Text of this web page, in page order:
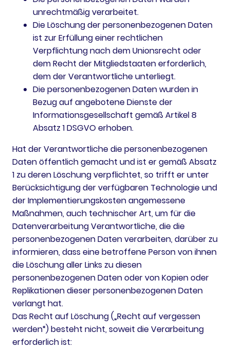
unrechtmäßig verarbeitet.
Die Löschung der personenbezogenen Daten
ist zur Erfüllung einer rechtlichen
Verpflichtung nach dem Unionsrecht oder
dem Recht der Mitgliedstaaten erforderlich,
dem der Verantwortliche unterliegt.
Die personenbezogenen Daten wurden in
Bezug auf angebotene Dienste der
Informationsgesellschaft gemäß Artikel 8
Absatz 1 DSGVO erhoben.
Hat der Verantwortliche die personenbezogenen
Daten öffentlich gemacht und ist er gemäß Absatz
1 zu deren Löschung verpflichtet, so trifft er unter
Berücksichtigung der verfügbaren Technologie und
der Implementierungskosten angemessene
Maßnahmen, auch technischer Art, um für die
Datenverarbeitung Verantwortliche, die die
personenbezogenen Daten verarbeiten, darüber zu
informieren, dass eine betroffene Person von ihnen
die Löschung aller Links zu diesen
personenbezogenen Daten oder von Kopien oder
Replikationen dieser personenbezogenen Daten
verlangt hat.
Das Recht auf Löschung („Recht auf vergessen
werden“) besteht nicht, soweit die Verarbeitung
erforderlich ist: